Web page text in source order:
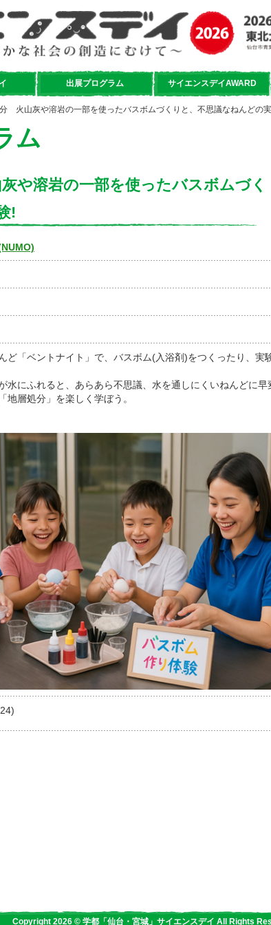
出展プログラム サイエンスデイAWARD
火山灰や溶岩の一部を使ったバスボムづくりと、不思議なねんどの
ム
や溶岩の一部を使ったバスボムづく
!
ど「ベントナイト」で、バスボム(入浴剤)をつくったり、実
水にふれると、あらあら不思議、水を通しにくいねんどに早
地層処分」を楽しく学ぼう。
Copyright 2026 © 学都「仙台・宮城」サイエンスデイ All Rights